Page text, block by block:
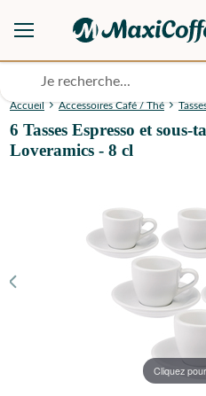
Accueil Accessoires Café / Thé
6 Tasses Espresso et sous-
Loveramics - 8 cl
Cliquez